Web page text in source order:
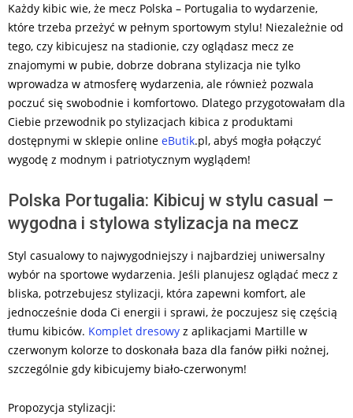
Każdy kibic wie, że mecz Polska – Portugalia to wydarzenie,
które trzeba przeżyć w pełnym sportowym stylu! Niezależnie od
tego, czy kibicujesz na stadionie, czy oglądasz mecz ze
znajomymi w pubie, dobrze dobrana stylizacja nie tylko
wprowadza w atmosferę wydarzenia, ale również pozwala
poczuć się swobodnie i komfortowo. Dlatego przygotowałam dla
Ciebie przewodnik po stylizacjach kibica z produktami
dostępnymi w sklepie online eButik.pl, abyś mogła połączyć
wygodę z modnym i patriotycznym wyglądem!
Polska Portugalia: Kibicuj w stylu casual –
wygodna i stylowa stylizacja na mecz
Styl casualowy to najwygodniejszy i najbardziej uniwersalny
wybór na sportowe wydarzenia. Jeśli planujesz oglądać mecz z
bliska, potrzebujesz stylizacji, która zapewni komfort, ale
jednocześnie doda Ci energii i sprawi, że poczujesz się częścią
tłumu kibiców. Komplet dresowy z aplikacjami Martille w
czerwonym kolorze to doskonała baza dla fanów piłki nożnej,
szczególnie gdy kibicujemy biało-czerwonym!
Propozycja stylizacji: